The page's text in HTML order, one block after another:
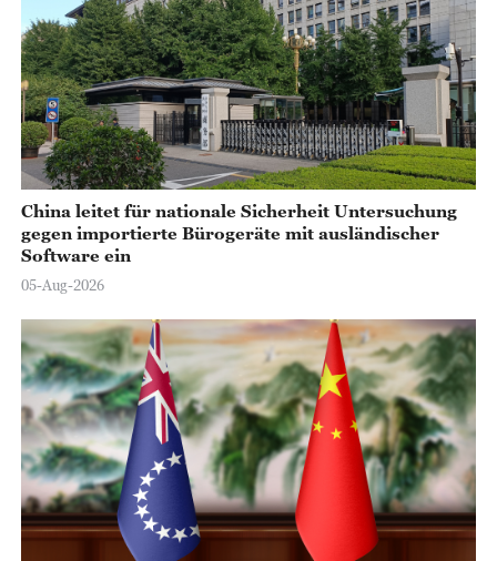
China leitet für nationale Sicherheit Untersuchung
gegen importierte Bürogeräte mit ausländischer
Software ein
05-Aug-2026